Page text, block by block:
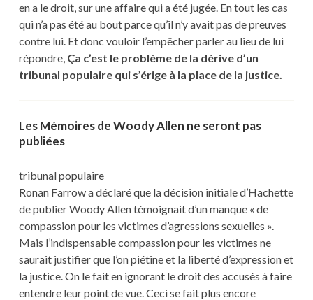
en a le droit, sur une affaire qui a été jugée. En tout les cas
qui n’a pas été au bout parce qu’il n’y avait pas de preuves
contre lui. Et donc vouloir l’empêcher parler au lieu de lui
répondre, Ça c’est le problème de la dérive d’un
tribunal populaire qui s’érige à la place de la justice.
Les Mémoires de Woody Allen ne seront pas
publiées
tribunal populaire
Ronan Farrow a déclaré que la décision initiale d’Hachette
de publier Woody Allen témoignait d’un manque « de
compassion pour les victimes d’agressions sexuelles ».
Mais l’indispensable compassion pour les victimes ne
saurait justifier que l’on piétine et la liberté d’expression et
la justice. On le fait en ignorant le droit des accusés à faire
entendre leur point de vue. Ceci se fait plus encore